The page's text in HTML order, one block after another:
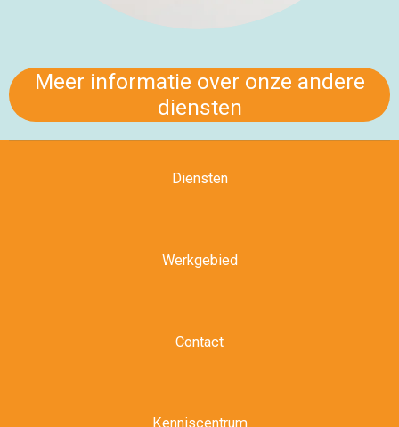
Meer informatie over onze andere
diensten
Diensten
Werkgebied
Contact
Kenniscentrum